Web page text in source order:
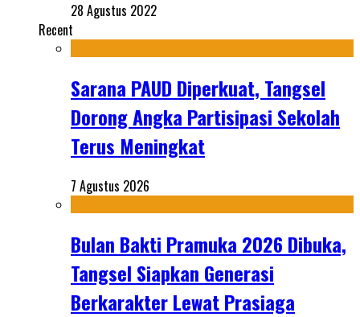
28 Agustus 2022
Recent
Sarana PAUD Diperkuat, Tangsel
Dorong Angka Partisipasi Sekolah
Terus Meningkat
7 Agustus 2026
Bulan Bakti Pramuka 2026 Dibuka,
Tangsel Siapkan Generasi
Berkarakter Lewat Prasiaga